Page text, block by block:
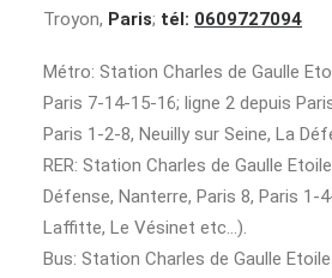
Troyon, Paris; tél: 0609727094
Métro: Station Charles de Gaulle
Paris 7-14-15-16; ligne 2 depuis
Paris 1-2-8, Neuilly sur Seine, La
RER: Station Charles de Gaulle
Défense, Nanterre, Paris 8, Paris 1-
Laffitte, Le Vésinet etc…).
Bus: Station Charles de Gaulle